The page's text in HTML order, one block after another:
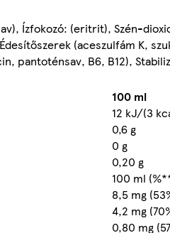
Ízfokozó: (eritrit), Szén-
(aceszulfám K,
pantoténsav, B6, B12),
100 ml
12 kJ/(3
0,6 g
0 g
0,20 g
100 ml
8,5 mg
4,2 mg
0,80 mg